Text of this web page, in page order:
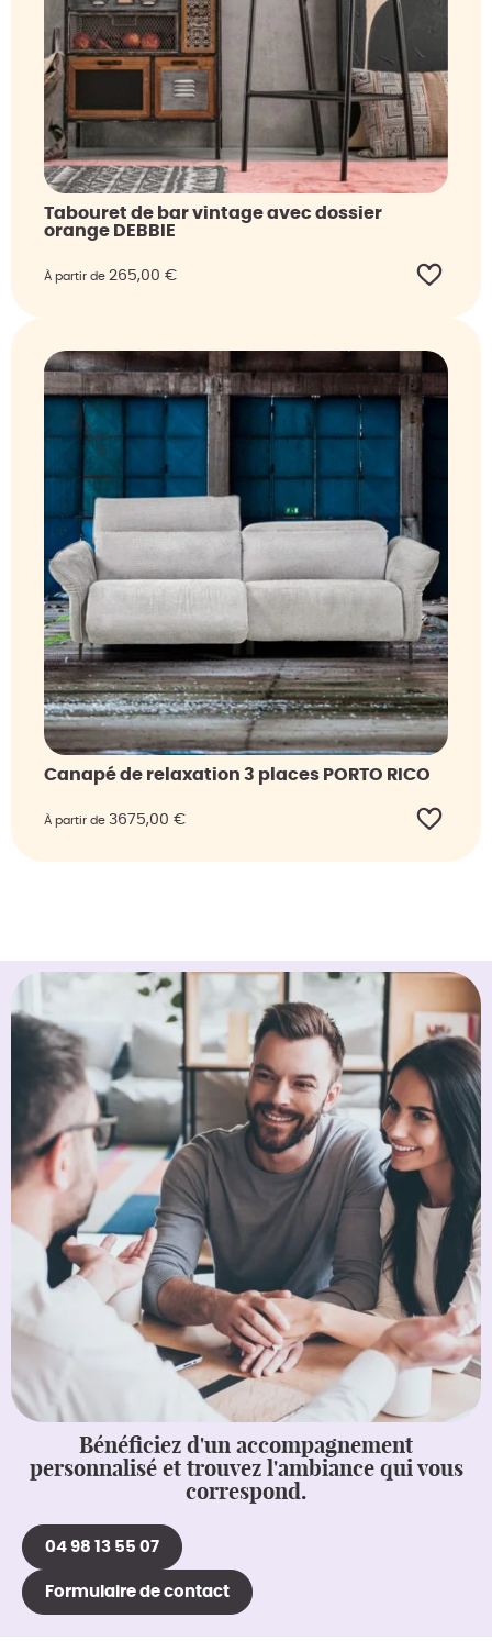
Tabouret de bar vintage avec dossier
orange DEBBIE
À partir de 265,00 €
Canapé de relaxation 3 places PORTO RICO
À partir de 3675,00 €
Bénéficiez d'un accompagnement
personnalisé et trouvez l'ambiance qui vous
correspond.
04 98 13 55 07
Formulaire de contact